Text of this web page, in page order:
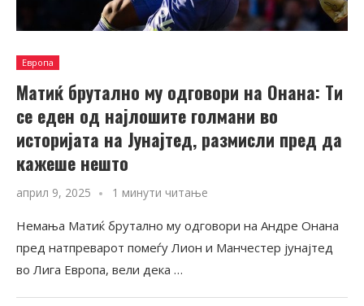
Европа
Матиќ брутално му одговори на Онана: Ти
се еден од најлошите голмани во
историјата на Јунајтед, размисли пред да
кажеше нешто
април 9, 2025 1 минути читање
Немања Матиќ брутално му одговори на Андре Онана
пред натпреварот помеѓу Лион и Манчестер јунајтед
во Лига Европа, вели дека …